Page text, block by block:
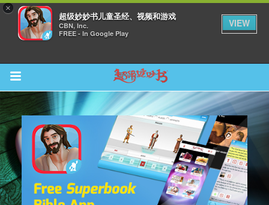
×
超级妙妙书儿童圣经、视频和游戏
CBN, Inc.
FREE - In Google Play
VIEW
Return to Content